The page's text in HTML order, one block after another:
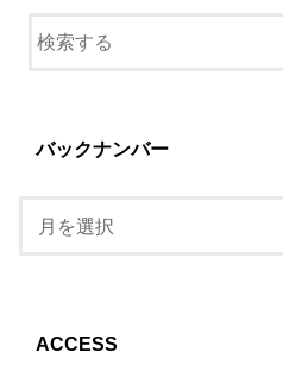
バックナンバー
ACCESS